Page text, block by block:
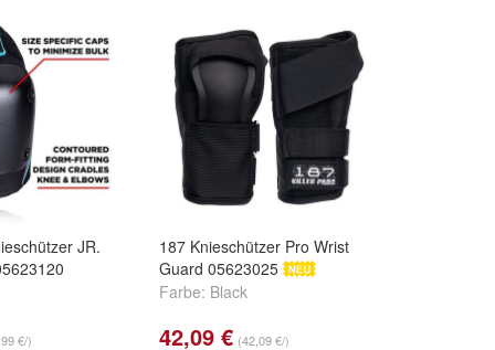
JR.
€/)
187 Knieschützer Pro Wrist
Guard 05623025
Farbe: Black
42,09 € (42,09 €/)